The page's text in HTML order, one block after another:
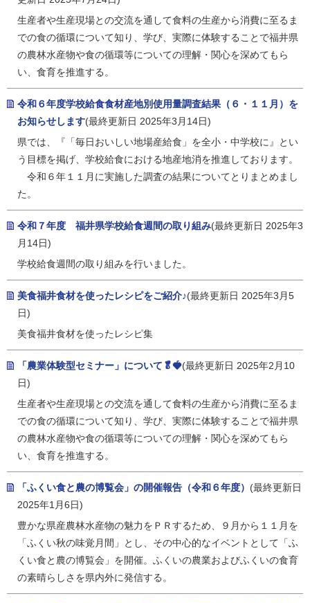
生産者や生産現場との交流を通して食料の生産から消費に至るま
での食の循環について知り、学び、実際に体験することで福井県
の農林水産物や食の循環等についての理解・関心を深めてもら
い、食育を推進する。
令和６年度学校給食食材産地別使用量調査結果（６・１１月）を
お知らせします(最終更新日 2025年3月14日)
県では、『「毎日おいしい地場産給食」を全小・中学校に』とい
う目標を掲げ、学校給食における地産地消を推進しております。
令和６年１１月に実施した調査の結果についてとりまとめまし
た。
令和７年度 福井県学校給食週間の取り組み(最終更新日 2025年3
月14日)
学校給食週間の取り組みを行いました。
美食福井食材を使ったレシピをご紹介♪(最終更新日 2025年3月5
日)
美食福井食材を使ったレシピ集
「農業体験型セミナー」について🥬🍓(最終更新日 2025年2月10
日)
生産者や生産現場との交流を通して食料の生産から消費に至るま
での食の循環について知り、学び、実際に体験することで福井県
の農林水産物や食の循環等についての理解・関心を深めてもら
い、食育を推進する。
「ふくい食と農の博覧会」の開催報告（令和６年度） (最終更新日
2025年1月6日)
豊かな県産農林水産物の魅力をＰＲするため、９月から１１月を
「ふくい秋の味覚月間」とし、その中心的なイベントとして「ふ
くい食と農の博覧会」を開催。ふくいの農業およびふくいの食育
の素晴らしさを県内外に発信する。